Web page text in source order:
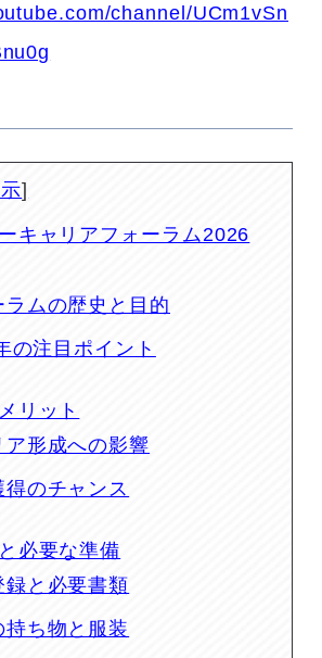
channel/UCm1vSn
キャリアフォーラム2026
ラムの歴史と目的
の注目ポイント
リット
ア形成への影響
得のチャンス
必要な準備
録と必要書類
持ち物と服装